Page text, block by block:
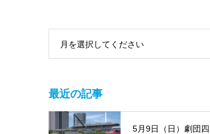
月を選択してください
最近の記事
5月9日（日）劇団四